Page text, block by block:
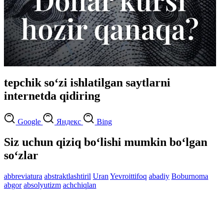
tepchik so‘zi ishlatilgan saytlarni
internetda qidiring
Google Яндекс Bing
Siz uchun qiziq bo‘lishi mumkin bo‘lgan
so‘zlar
abbreviatura abstraktlashtiril Uran Yevroittifoq abadiy Boburnoma
abgor absolyutizm achchiqlan